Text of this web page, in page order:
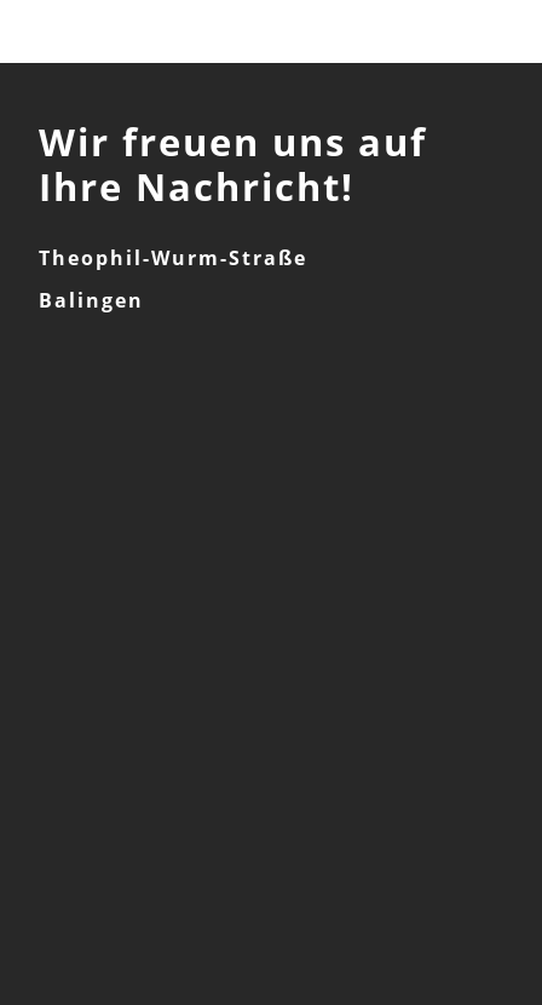
Wir freuen uns auf
Ihre Nachricht!
Theophil-Wurm-Straße
Balingen